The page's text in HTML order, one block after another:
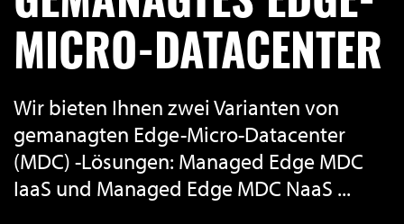
MICRO-DATACENTER
Wir bieten Ihnen zwei Varianten von
gemanagten Edge-Micro-Datacenter
(MDC) -Lösungen: Managed Edge MDC
IaaS und Managed Edge MDC NaaS ...